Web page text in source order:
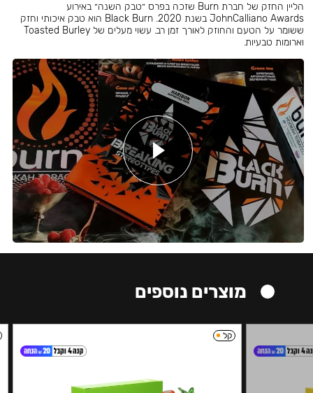
הליין החזק של חברת Burn שזכה בפרס ״טבק השנה״ באירוע
JohnCalliano Awards בשנת 2020. Black Burn הוא טבק איכותי וחזק
ששומר על הטעם והחוזק לאורך זמן רב. עשוי מעלים של Toasted Burley
וארומות טבעיות.
מוצרים נוספים
קל